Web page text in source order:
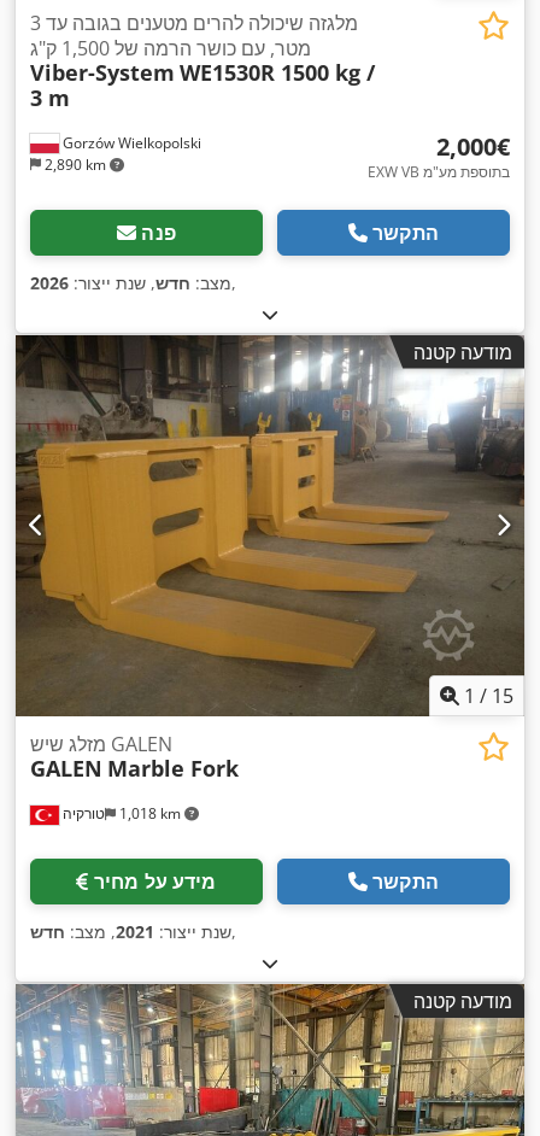
Gorzów Wielkopolski
2,890 km
מלגזה שיכולה להרים מטענים בגובה עד 3
מטר, עם כושר הרמה של 1,500 ק"ג
Viber-System WE1530R 1500 kg /
3 m
‏2,000 ‏€
EXW VB בתוספת מע"מ
פנה התקשר
מצב: חדש, שנת ייצור: 2026 ,
מודעה קטנה
1 / 15
טורקיה 1,018 km
מזלג שיש GALEN
GALEN Marble Fork
מידע על מחיר התקשר
שנת ייצור: 2021, מצב: חדש ,
מודעה קטנה